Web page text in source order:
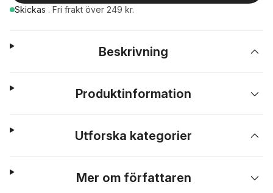
Skickas . Fri frakt över 249 kr.
Beskrivning
Produktinformation
Utforska kategorier
Mer om författaren